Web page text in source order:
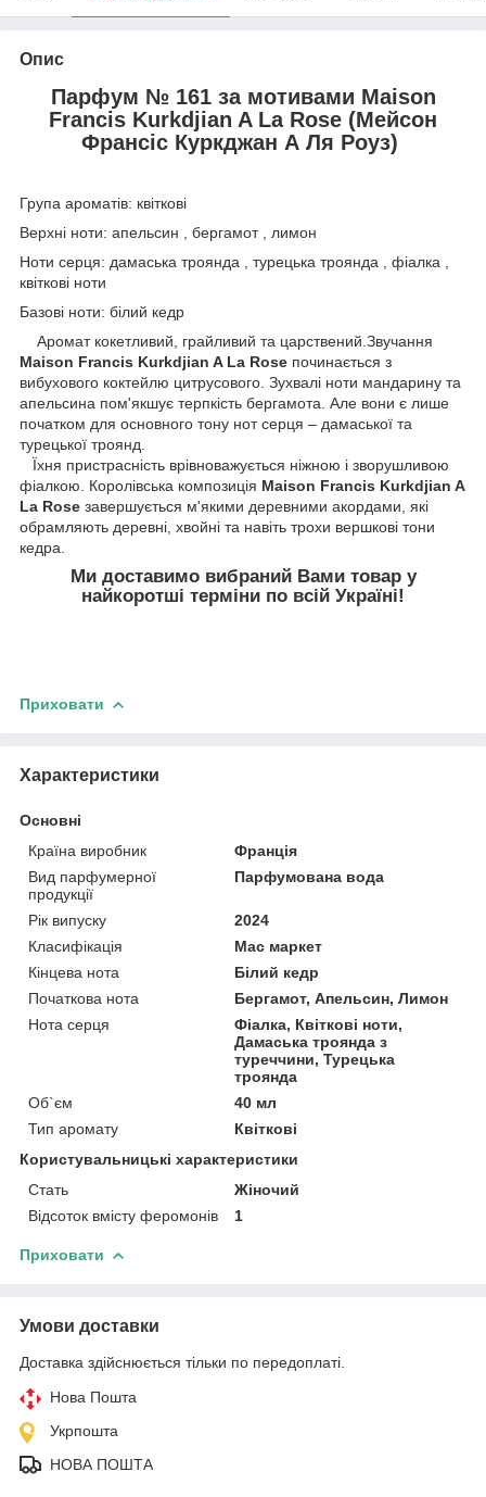
Опис
Парфум № 161 за мотивами Maison
Francis Kurkdjian A La Rose (Мейсон
Франсіс Куркджан А Ля Роуз)
Група ароматів: квіткові
Верхні ноти: апельсин , бергамот , лимон
Ноти серця: дамаська троянда , турецька троянда , фіалка ,
квіткові ноти
Базові ноти: білий кедр
Аромат кокетливий, грайливий та царствений.Звучання
Maison Francis Kurkdjian A La Rose починається з
вибухового коктейлю цитрусового. Зухвалі ноти мандарину та
апельсина пом'якшує терпкість бергамота. Але вони є лише
початком для основного тону нот серця – дамаської та
турецької троянд.
Їхня пристрасність врівноважується ніжною і зворушливою
фіалкою. Королівська композиція Maison Francis Kurkdjian A
La Rose завершується м'якими деревними акордами, які
обрамляють деревні, хвойні та навіть трохи вершкові тони
кедра.
Ми доставимо вибраний Вами товар у
найкоротші терміни по всій Україні!
Приховати
Характеристики
Основні
Країна виробник
Франція
Вид парфумерної
продукції
Парфумована вода
Рік випуску
2024
Класифікація
Мас маркет
Кінцева нота
Білий кедр
Початкова нота
Бергамот, Апельсин, Лимон
Нота серця
Фіалка, Квіткові ноти,
Дамаська троянда з
туреччини, Турецька
троянда
Об`єм
40 мл
Тип аромату
Квіткові
Користувальницькі характеристики
Стать
Жіночий
Відсоток вмісту феромонів
1
Приховати
Умови доставки
Доставка здійснюється тільки по передоплаті.
Нова Пошта
Укрпошта
НОВА ПОШТА